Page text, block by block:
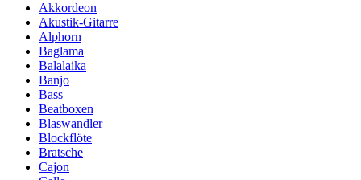
Akkordeon
Akustik-Gitarre
Alphorn
Baglama
Balalaika
Banjo
Bass
Beatboxen
Blaswandler
Blockflöte
Bratsche
Cajon